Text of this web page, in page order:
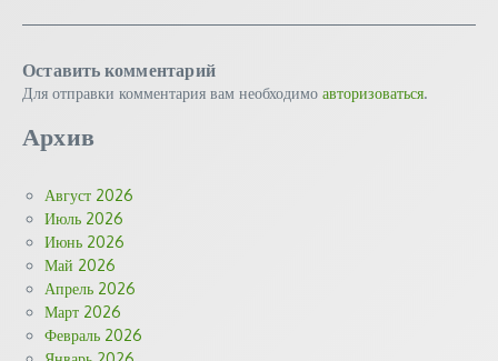
Оставить комментарий
Для отправки комментария вам необходимо авторизоваться.
Архив
Август 2026
Июль 2026
Июнь 2026
Май 2026
Апрель 2026
Март 2026
Февраль 2026